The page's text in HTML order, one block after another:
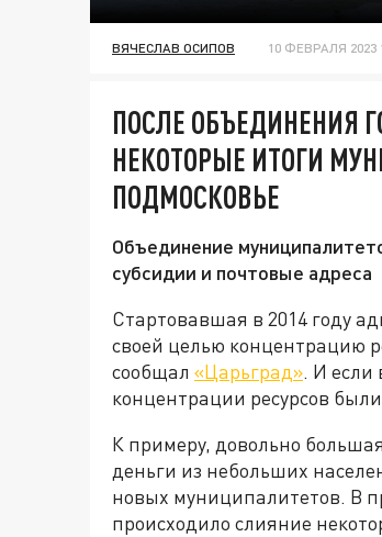
ВЯЧЕСЛАВ ОСИПОВ 10 ФЕВРАЛЯ 2023
ПОСЛЕ ОБЪЕДИНЕНИЯ
НЕКОТОРЫЕ ИТОГИ
ПОДМОСКОВЬЕ
Объединение
субсидии и почтовые адреса
Стартовавшая в 2014 году
своей целью концентрацию
сообщал «Царьград». И если
концентрации ресурсов
К примеру, довольно
деньги из небольших
новых муниципалитетов. В
происходило слияние